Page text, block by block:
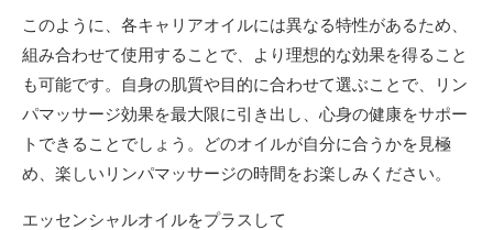
このように、各キャリアオイルには異なる特性があるため、
組み合わせて使用することで、より理想的な効果を得ること
も可能です。自身の肌質や目的に合わせて選ぶことで、リン
パマッサージ効果を最大限に引き出し、心身の健康をサポー
トできることでしょう。どのオイルが自分に合うかを見極
め、楽しいリンパマッサージの時間をお楽しみください。
エッセンシャルオイルをプラスして